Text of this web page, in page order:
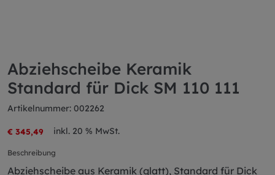
Abziehscheibe Keramik
Standard für Dick SM 110 111
Artikelnummer: 002262
€ 345,49 inkl. 20 % MwSt.
Beschreibung
Abziehscheibe aus Keramik (glatt), Standard für Dick